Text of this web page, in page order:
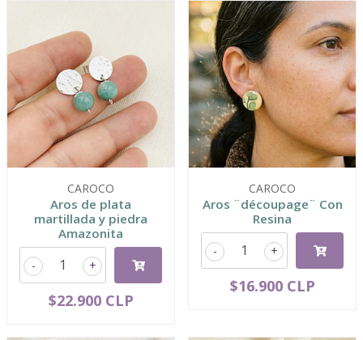
CAROCO
Aros de plata
martillada y piedra
Amazonita
+
-
$22.900 CLP
CAROCO
Aros ¨découpage¨ Con
Resina
+
-
$16.900 CLP